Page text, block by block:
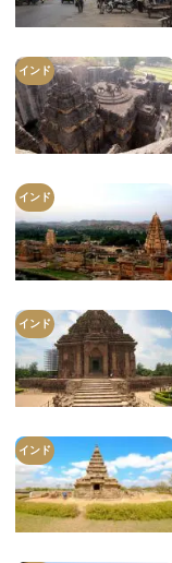
インド
インド
インド
インド